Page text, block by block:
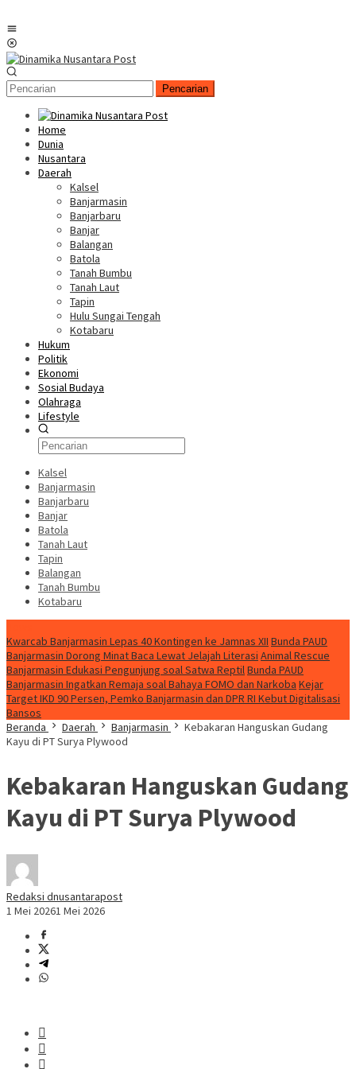
Pencarian
Home
Dunia
Nusantara
Daerah
Kalsel
Banjarmasin
Banjarbaru
Banjar
Balangan
Batola
Tanah Bumbu
Tanah Laut
Tapin
Hulu Sungai Tengah
Kotabaru
Hukum
Politik
Ekonomi
Sosial Budaya
Olahraga
Lifestyle
Kalsel
Banjarmasin
Banjarbaru
Banjar
Batola
Tanah Laut
Tapin
Balangan
Tanah Bumbu
Kotabaru
Kwarcab Banjarmasin Lepas 40 Kontingen ke Jamnas XII Bunda PAUD
Banjarmasin Dorong Minat Baca Lewat Jelajah Literasi Animal Rescue
Banjarmasin Edukasi Pengunjung soal Satwa ReptilBunda PAUD
Banjarmasin Ingatkan Remaja soal Bahaya FOMO dan Narkoba Kejar
Target IKD 90 Persen, Pemko Banjarmasin dan DPR RI Kebut Digitalisasi
Bansos
Beranda
Daerah Banjarmasin
Kebakaran Hanguskan Gudang
Kayu di PT Surya Plywood
Kebakaran Hanguskan Gudang
Kayu di PT Surya Plywood
Redaksi dnusantarapost
1 Mei 20261 Mei 2026